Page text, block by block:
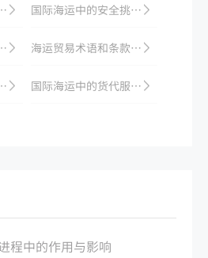
运费用一览 国际海运中的安全挑战与管理措施
突发事件？ 海运贸易术语和条款解析
式影响的探讨 国际海运中的货代服务对电商的支持
程中的作用与影响